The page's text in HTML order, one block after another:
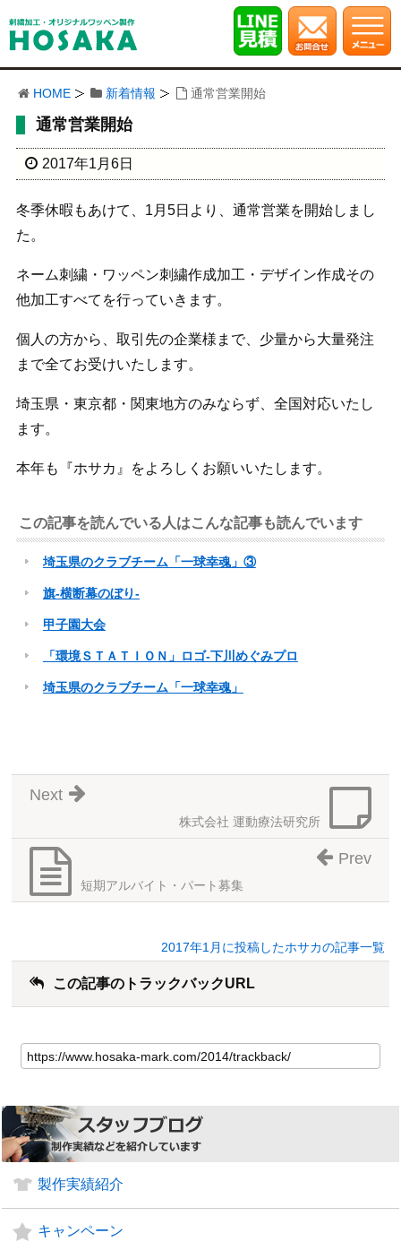
HOME 新着情報 通常営業開始
通常営業開始
2017年1月6日
冬季休暇もあけて、1月5日より、通常営業を開始しまし
た。
ネーム刺繍・ワッペン刺繍作成加工・デザイン作成その
他加工すべてを行っていきます。
個人の方から、取引先の企業様まで、少量から大量発注
まで全てお受けいたします。
埼玉県・東京都・関東地方のみならず、全国対応いたし
ます。
本年も『ホサカ』をよろしくお願いいたします。
この記事を読んでいる人はこんな記事も読んでいます
埼玉県のクラブチーム「一球幸魂」③
旗-横断幕のぼり-
甲子園大会
「環境ＳＴＡＴＩＯＮ」ロゴ-下川めぐみプロ
埼玉県のクラブチーム「一球幸魂」
株式会社 運動療法研究所
Next
短期アルバイト・パート募集
Prev
2017年1月に投稿したホサカの記事一覧
この記事のトラックバックURL
製作実績紹介
キャンペーン